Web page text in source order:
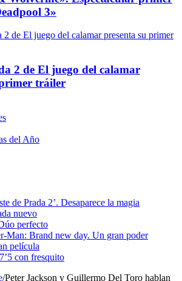
3»
2 de El juego del calamar
tráiler
del Año
de Prada 2’. Desaparece la magia
nuevo
perfecto
Man: Brand new day. Un gran poder
película
con fresquito
/Peter Jackson y Guillermo Del Toro hablan